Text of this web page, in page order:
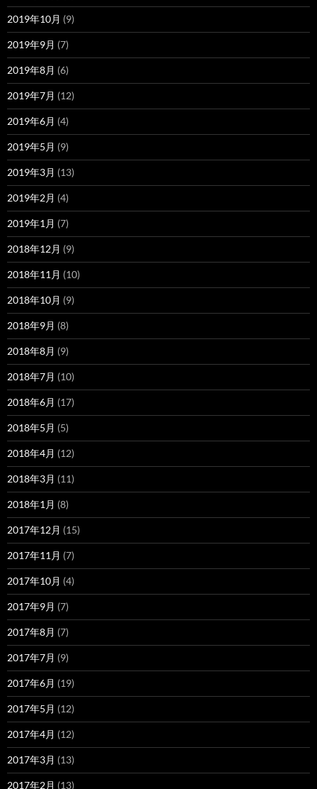
2019年10月 (9)
2019年9月 (7)
2019年8月 (6)
2019年7月 (12)
2019年6月 (4)
2019年5月 (9)
2019年3月 (13)
2019年2月 (4)
2019年1月 (7)
2018年12月 (9)
2018年11月 (10)
2018年10月 (9)
2018年9月 (8)
2018年8月 (9)
2018年7月 (10)
2018年6月 (17)
2018年5月 (5)
2018年4月 (12)
2018年3月 (11)
2018年1月 (8)
2017年12月 (15)
2017年11月 (7)
2017年10月 (4)
2017年9月 (7)
2017年8月 (7)
2017年7月 (9)
2017年6月 (19)
2017年5月 (12)
2017年4月 (12)
2017年3月 (13)
2017年2月 (13)